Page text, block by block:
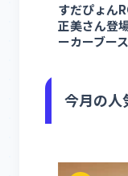
すだぴょん
正美さん登
ーカーブ
今月の人